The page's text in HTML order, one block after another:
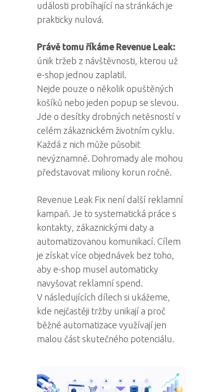
události probíhající na stránkách je
prakticky nulová.
Právě tomu říkáme Revenue Leak:
únik tržeb z návštěvnosti, kterou už
e-shop jednou zaplatil.
Nejde pouze o několik opuštěných
košíků nebo jeden popup se slevou.
Jde o desítky drobných netěsností v
celém zákaznickém životním cyklu.
Každá z nich může působit
nevýznamně. Dohromady ale mohou
představovat miliony korun ročně.
Revenue Leak Fix není další reklamní
kampaň. Je to systematická práce s
kontakty, zákaznickými daty a
automatizovanou komunikací. Cílem
je získat více objednávek bez toho,
aby e-shop musel automaticky
navyšovat reklamní spend.
V následujících dílech si ukážeme,
kde nejčastěji tržby unikají a proč
běžné automatizace využívají jen
malou část skutečného potenciálu.